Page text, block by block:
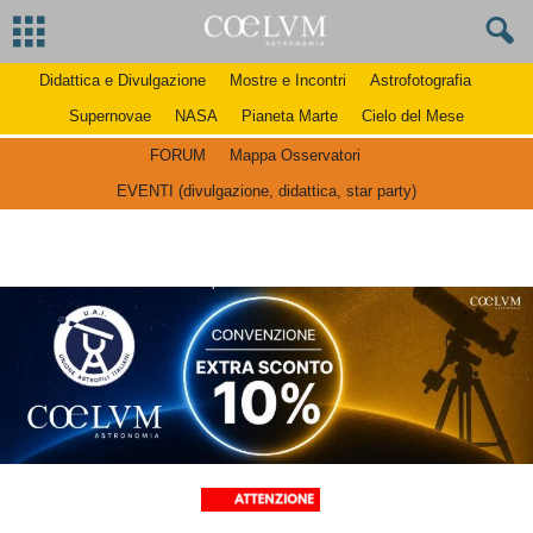
Didattica e Divulgazione Mostre e Incontri
Astrofotografia
Supernovae
NASA Pianeta Marte Cielo del Mese
FORUM
Mappa Osservatori
EVENTI (divulgazione, didattica, star party)